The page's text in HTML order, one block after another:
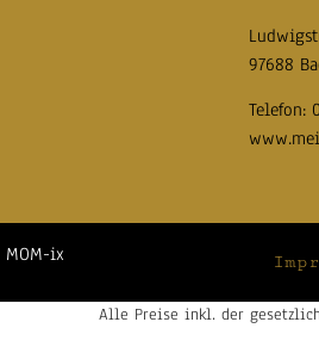
97688
Telefon:
MOM-ix
Alle Preise inkl. der